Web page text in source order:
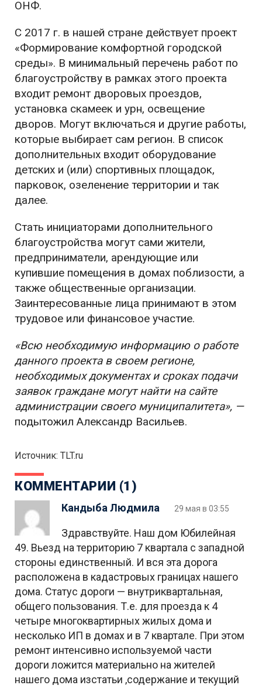
ОНФ.
С 2017 г. в нашей стране действует проект
«Формирование комфортной городской
среды». В минимальный перечень работ по
благоустройству в рамках этого проекта
входит ремонт дворовых проездов,
установка скамеек и урн, освещение
дворов. Могут включаться и другие работы,
которые выбирает сам регион. В список
дополнительных входит оборудование
детских и (или) спортивных площадок,
парковок, озеленение территории и так
далее.
Стать инициаторами дополнительного
благоустройства могут сами жители,
предприниматели, арендующие или
купившие помещения в домах поблизости, а
также общественные организации.
Заинтересованные лица принимают в этом
трудовое или финансовое участие.
«Всю необходимую информацию о работе
данного проекта в своем регионе,
необходимых документах и сроках подачи
заявок граждане могут найти на сайте
администрации своего муниципалитета», —
подытожил Александр Васильев.
Источник: TLT.ru
КОММЕНТАРИИ (1)
Кандыба Людмила 29 мая в 03:55
Здравствуйте. Наш дом Юбилейная
49. Вьезд на территорию 7 квартала с западной
стороны единственный. И вся эта дорога
расположена в кадастровых границах нашего
дома. Статус дороги — внутриквартальная,
общего пользования. Т.е. для проезда к 4
четыре многоквартирных жилых дома и
несколько ИП в домах и в 7 квартале. При этом
ремонт интенсивно используемой части
дороги ложится материально на жителей
нашего дома изстатьи ,содержание и текущий